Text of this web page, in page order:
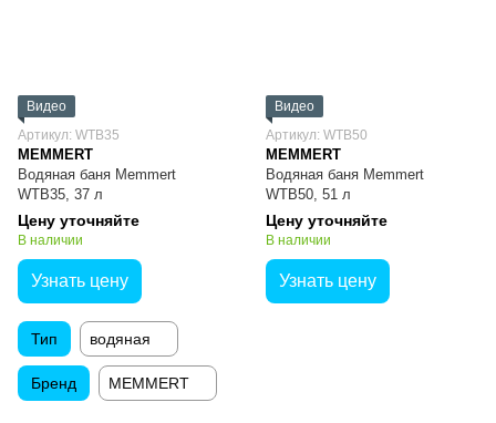
Видео
Артикул: WTB35
MEMMERT
Водяная баня Memmert
WTB35, 37 л
Цену уточняйте
В наличии
Узнать цену
Видео
Артикул: WTB50
MEMMERT
Водяная баня Memmert
WTB50, 51 л
Цену уточняйте
В наличии
Узнать цену
Тип водяная
Бренд MEMMERT